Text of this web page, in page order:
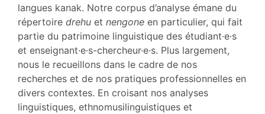
langues kanak. Notre corpus d’analyse émane du
répertoire drehu et nengone en particulier, qui fait
partie du patrimoine linguistique des étudiant·e·s
et enseignant·e·s-chercheur·e·s. Plus largement,
nous le recueillons dans le cadre de nos
recherches et de nos pratiques professionnelles en
divers contextes. En croisant nos analyses
linguistiques, ethnomusilinguistiques et